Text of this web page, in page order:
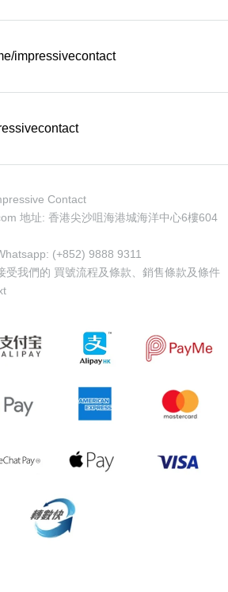
impressivecontact
Contact
地址: 香港尖沙咀海港城海洋中心6樓604
(+852) 9888 9311
受我們的 買號流程及條款
銷售條款及條件